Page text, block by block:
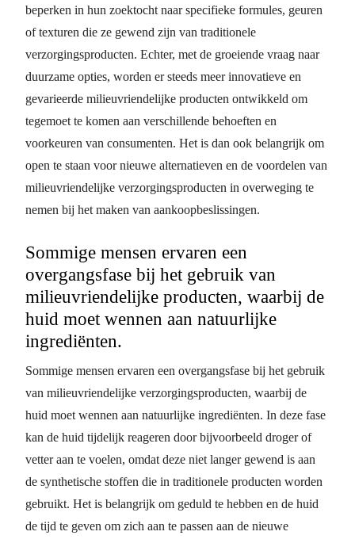
beperken in hun zoektocht naar specifieke formules, geuren
of texturen die ze gewend zijn van traditionele
verzorgingsproducten. Echter, met de groeiende vraag naar
duurzame opties, worden er steeds meer innovatieve en
gevarieerde milieuvriendelijke producten ontwikkeld om
tegemoet te komen aan verschillende behoeften en
voorkeuren van consumenten. Het is dan ook belangrijk om
open te staan voor nieuwe alternatieven en de voordelen van
milieuvriendelijke verzorgingsproducten in overweging te
nemen bij het maken van aankoopbeslissingen.
Sommige mensen ervaren een
overgangsfase bij het gebruik van
milieuvriendelijke producten, waarbij de
huid moet wennen aan natuurlijke
ingrediënten.
Sommige mensen ervaren een overgangsfase bij het gebruik
van milieuvriendelijke verzorgingsproducten, waarbij de
huid moet wennen aan natuurlijke ingrediënten. In deze fase
kan de huid tijdelijk reageren door bijvoorbeeld droger of
vetter aan te voelen, omdat deze niet langer gewend is aan
de synthetische stoffen die in traditionele producten worden
gebruikt. Het is belangrijk om geduld te hebben en de huid
de tijd te geven om zich aan te passen aan de nieuwe